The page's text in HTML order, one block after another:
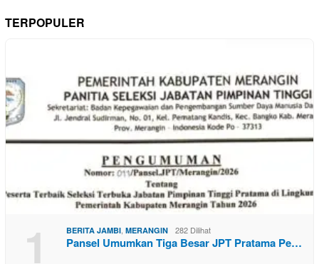
TERPOPULER
1 BERITA JAMBI, MERANGIN 282 Dilihat
Pansel Umumkan Tiga Besar JPT Pratama Pe…